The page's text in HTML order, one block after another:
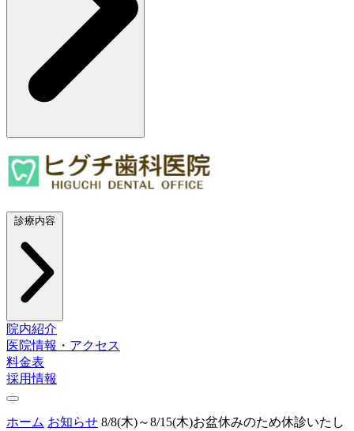
診療内容
院内紹介
医院情報・アクセス
料金表
採用情報
ホーム お知らせ 8/8(木)～8/15(木)お盆休みのため休診いたし